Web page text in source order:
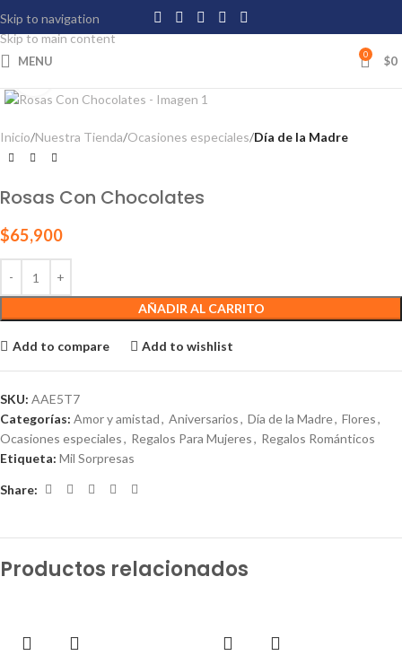
Skip to navigation
Skip to main content
MENU 0 $0
Inicio Nuestra Tienda Ocasiones especiales Día de la Madre
Rosas Con Chocolates
$65,900
AÑADIR AL CARRITO
Add to compare Add to wishlist
SKU: AAE5T7
Categorías: Amor y amistad, Aniversarios, Día de la Madre, Flores,
Ocasiones especiales, Regalos Para Mujeres, Regalos Románticos
Etiqueta: Mil Sorpresas
Share:
Productos relacionados